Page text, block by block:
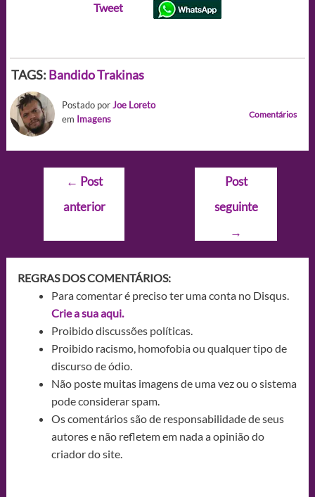
Tweet
TAGS: Bandido Trakinas
Postado porJoe Loreto
em Imagens Comentários
Navegação
Post
← Post
anterior
Post
seguinte
→
REGRAS DOS COMENTÁRIOS:
Para comentar é preciso ter uma conta no Disqus.
Crie a sua aqui.
Proibido discussões políticas.
Proibido racismo, homofobia ou qualquer tipo de
discurso de ódio.
Não poste muitas imagens de uma vez ou o sistema
pode considerar spam.
Os comentários são de responsabilidade de seus
autores e não refletem em nada a opinião do
criador do site.